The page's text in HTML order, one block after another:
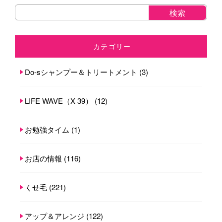
カテゴリー
Do-sシャンプー＆トリートメント (3)
LIFE WAVE（X 39） (12)
お勉強タイム (1)
お店の情報 (116)
くせ毛 (221)
アップ＆アレンジ (122)